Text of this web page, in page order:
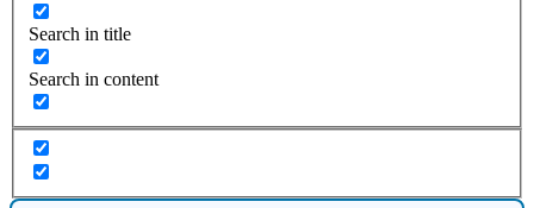
Search in title
Search in content